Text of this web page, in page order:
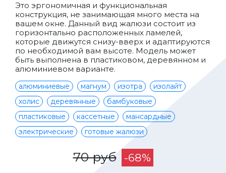
Это эргономичная и функциональная
конструкция, не занимающая много места на
вашем окне. Данный вид жалюзи состоит из
горизонтально расположенных ламелей,
которые движутся снизу-вверх и адаптируются
по необходимой вам высоте. Модель может
быть выполнена в пластиковом, деревянном и
алюминиевом варианте.
алюминиевые магнум изотра
изолайт
холис
деревянные
бамбуковые
пластиковые
кассетные
мансардные
электрические
готовые жалюзи
70 руб -68%